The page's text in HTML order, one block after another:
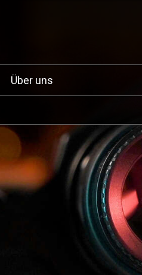
Über uns